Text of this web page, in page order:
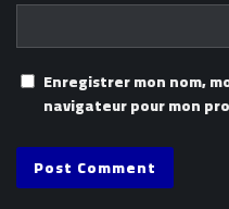
Enregistrer mon nom,
navigateur pour mon